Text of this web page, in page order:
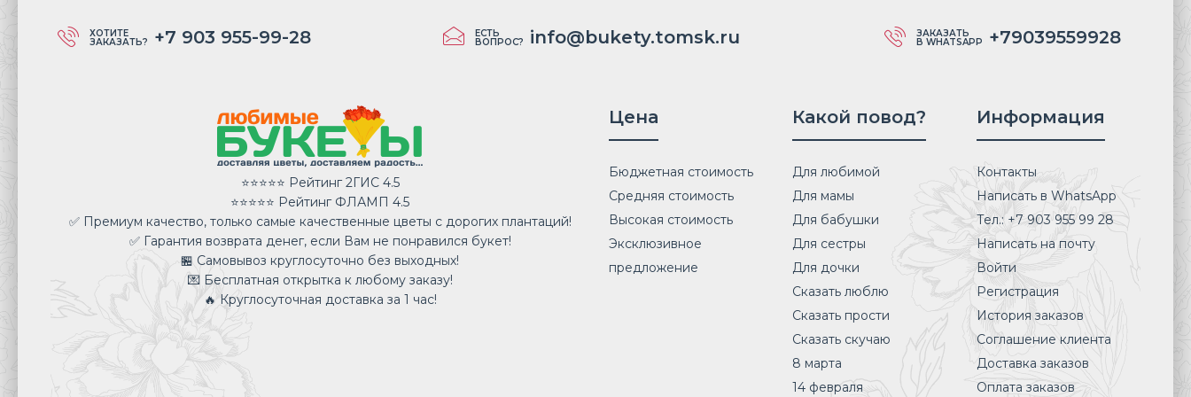
ХОТИТЕ
ЗАКАЗАТЬ? +7 903 955-99-28 ЕСТЬ
ВОПРОС? info@bukety.tomsk.ru ЗАКАЗАТЬ
В WHATSAPP +79039559928
⭐⭐⭐⭐⭐ Рейтинг 2ГИС 4.5
⭐⭐⭐⭐⭐ Рейтинг ФЛАМП 4.5
✅ Премиум качество, только самые качественные цветы с дорогих плантаций!
✅ Гарантия возврата денег, если Вам не понравился букет!
🏪 Самовывоз круглосуточно без выходных!
💌 Бесплатная открытка к любому заказу!
🔥 Круглосуточная доставка за 1 час!
Цена
Бюджетная стоимость
Средняя стоимость
Высокая стоимость
Эксклюзивное
предложение
Какой повод?
Для любимой
Для мамы
Для бабушки
Для сестры
Для дочки
Сказать люблю
Сказать прости
Сказать скучаю
8 марта
14 февраля
Информация
Контакты
Написать в WhatsApp
Тел.: +7 903 955 99 28
Написать на почту
Войти
Регистрация
История заказов
Соглашение клиента
Доставка заказов
Оплата заказов